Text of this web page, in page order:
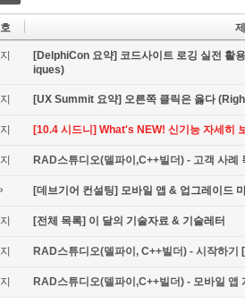
[DelphiCon 요약] 코드사이트 로깅 실전 활
iques)
[UX Summit 요약] 오른쪽 클릭은 옳다
[10.4 시드니] What's NEW! 신기능 자세히
RAD스튜디오(델파이,C++빌더) - 고객 사례
[데브기어 컨설팅] 모바일 앱 & 업그레이드
[전체 목록] 이 달의 기술자료 & 기술레터
RAD스튜디오(델파이, C++빌더) - 시작하기
RAD스튜디오(델파이,C++빌더) - 모바일